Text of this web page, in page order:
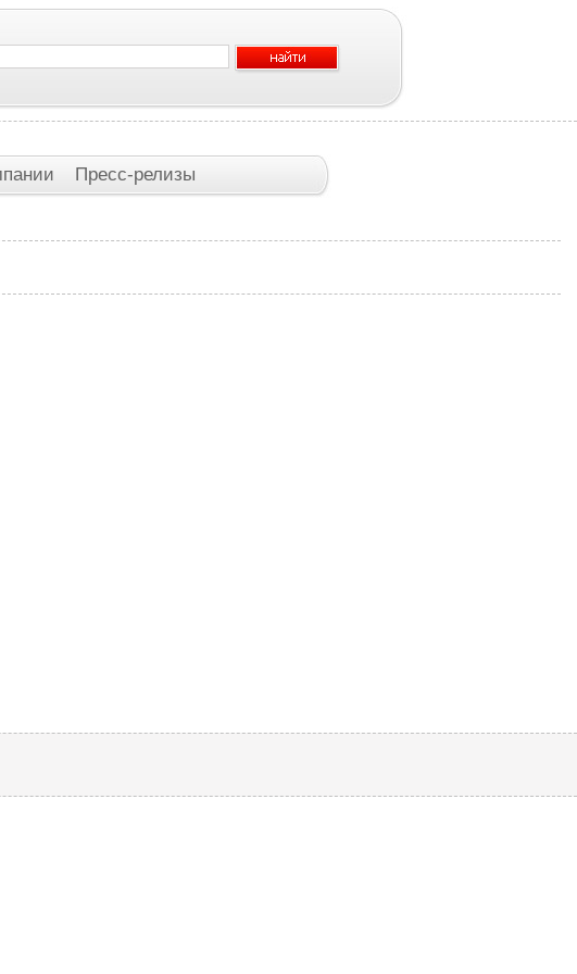
Пресс-релизы